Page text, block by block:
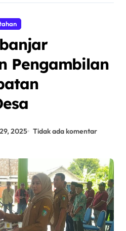
Pengambilan
2025 Tidak ada komentar